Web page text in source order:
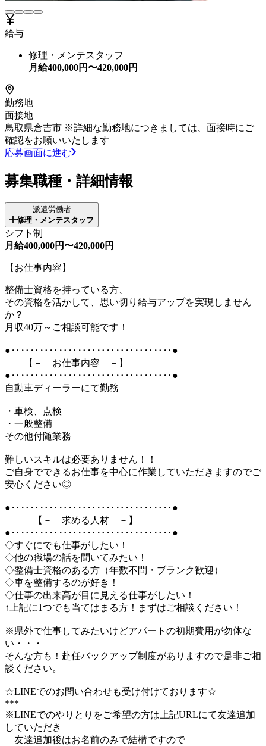
給与
修理・メンテスタッフ
月給400,000円〜420,000円
勤務地
面接地
鳥取県倉吉市 ※詳細な勤務地につきましては、面接時にご
確認をお願いいたします
応募画面に進む
募集職種・詳細情報
派遣労働者
修理・メンテスタッフ
シフト制
月給400,000円〜420,000円
【お仕事内容】
整備士資格を持っている方、
その資格を活かして、思い切り給与アップを実現しません
か？
月収40万～ご相談可能です！
●‥‥‥‥‥‥‥‥‥‥‥‥‥‥‥‥‥●
【－ お仕事内容 －】
●‥‥‥‥‥‥‥‥‥‥‥‥‥‥‥‥‥●
自動車ディーラーにて勤務
・車検、点検
・一般整備
その他付随業務
難しいスキルは必要ありません！！
ご自身でできるお仕事を中心に作業していただきますのでご
安心ください◎
●‥‥‥‥‥‥‥‥‥‥‥‥‥‥‥‥‥●
【－ 求める人材 －】
●‥‥‥‥‥‥‥‥‥‥‥‥‥‥‥‥‥●
◇すぐにでも仕事がしたい！
◇他の職場の話を聞いてみたい！
◇整備士資格のある方（年数不問・ブランク歓迎）
◇車を整備するのが好き！
◇仕事の出来高が目に見える仕事がしたい！
↑上記に1つでも当てはまる方！まずはご相談ください！
※県外で仕事してみたいけどアパートの初期費用が勿体な
い・・・
そんな方も！赴任バックアップ制度がありますので是非ご相
談ください。
☆LINEでのお問い合わせも受け付けております☆
***
※LINEでのやりとりをご希望の方は上記URLにて友達追加
していただき
友達追加後はお名前のみで結構ですので